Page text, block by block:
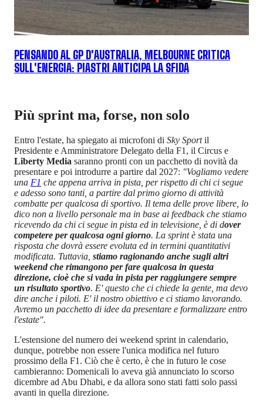
PENSANDO AL GP D'AUSTRALIA, MELBOURNE CRITICA
SULL'ENERGIA: PIASTRI ANTICIPA LA SFIDA
Più sprint ma, forse, non solo
Entro l'estate, ha spiegato ai microfoni di Sky Sportil
Presidente e Amministratore Delegato della F1, il Circus e
Liberty Media saranno pronti con un pacchetto di novità da
presentare e poi introdurre a partire dal 2027: "Vogliamo vedere
una F1 che appena arriva in pista, per rispetto di chi ci segue
e adesso sono tanti, a partire dal primo giorno di attività
combatte per qualcosa di sportivo. Il tema delle prove libere, lo
dico non a livello personale ma in base ai feedback che stiamo
ricevendo da chi ci segue in pista ed in televisione, è di dover
competere per qualcosa ogni giorno. La sprint è stata una
risposta che dovrà essere evoluta ed in termini quantitativi
modificata. Tuttavia, stiamo ragionando anche sugli altri
weekend che rimangono per fare qualcosa in questa
direzione, cioè che si vada in pista per raggiungere sempre
un risultato sportivo. E' questo che ci chiede la gente, ma devo
dire anche i piloti. E' il nostro obiettivo e ci stiamo lavorando.
Avremo un pacchetto di idee da presentare e formalizzare entro
l'estate".
L'estensione del numero dei weekend sprint in calendario,
dunque, potrebbe non essere l'unica modifica nel futuro
prossimo della F1. Ciò che è certo, è che in futuro le cose
cambieranno: Domenicali lo aveva già annunciato lo scorso
dicembre ad Abu Dhabi, e da allora sono stati fatti solo passi
avanti in quella direzione.